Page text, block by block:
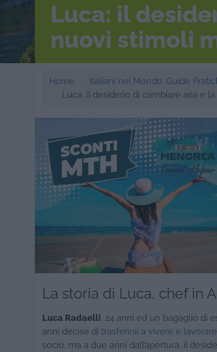
Luca: il
nuovi stimoli
Home Italiani nel Mondo: Guide
Luca: il desiderio di cambiare aria e
La storia di Luca, chef in
Luca Radaelli, 24 anni ed un bagaglio di
anni decise di trasferirsi a vivere e
socio, ma a due anni dall’apertura, il